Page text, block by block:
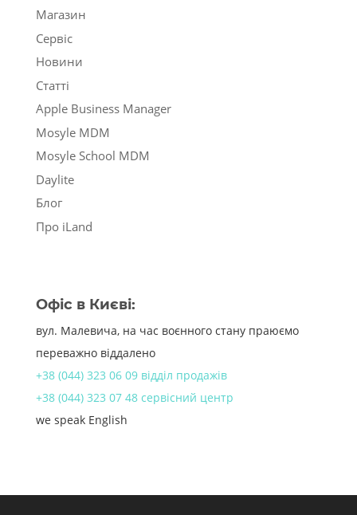
Магазин
Сервіс
Новини
Статті
Apple Business Manager
Mosyle MDM
Mosyle School MDM
Daylite
Блог
Про iLand
Офіс в Києві:
вул. Малевича, на час воєнного стану праюємо
переважно віддалено
+38 (044) 323 06 09 відділ продажів
+38 (044) 323 07 48 сервісний центр
we speak English